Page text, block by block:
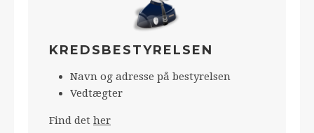
KREDSBESTYRELSEN
Navn og adresse på bestyrelsen
Vedtægter
Find det her